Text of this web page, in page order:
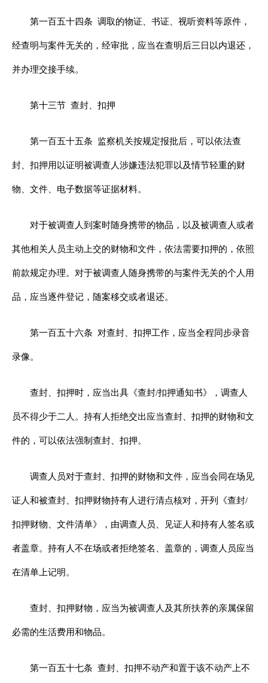
第一百五十四条 调取的物证、书证、视听资料等原件，
经查明与案件无关的，经审批，应当在查明后三日以内退还，
并办理交接手续。
第十三节 查封、扣押
第一百五十五条 监察机关按规定报批后，可以依法查
封、扣押用以证明被调查人涉嫌违法犯罪以及情节轻重的财
物、文件、电子数据等证据材料。
对于被调查人到案时随身携带的物品，以及被调查人或者
其他相关人员主动上交的财物和文件，依法需要扣押的，依照
前款规定办理。对于被调查人随身携带的与案件无关的个人用
品，应当逐件登记，随案移交或者退还。
第一百五十六条 对查封、扣押工作，应当全程同步录音
录像。
查封、扣押时，应当出具《查封/扣押通知书》，调查人
员不得少于二人。持有人拒绝交出应当查封、扣押的财物和文
件的，可以依法强制查封、扣押。
调查人员对于查封、扣押的财物和文件，应当会同在场见
证人和被查封、扣押财物持有人进行清点核对，开列《查封/
扣押财物、文件清单》，由调查人员、见证人和持有人签名或
者盖章。持有人不在场或者拒绝签名、盖章的，调查人员应当
在清单上记明。
查封、扣押财物，应当为被调查人及其所扶养的亲属保留
必需的生活费用和物品。
第一百五十七条 查封、扣押不动产和置于该不动产上不